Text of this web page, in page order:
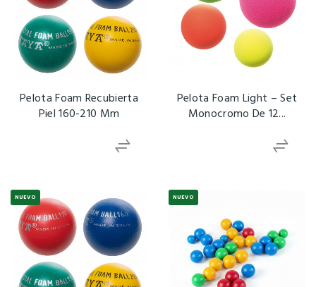
Pelota Foam Recubierta
Piel 160-210 Mm
Pelota Foam Light – Set
Monocromo De 12...
NUEVO NUEVO